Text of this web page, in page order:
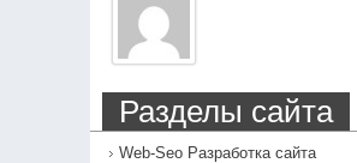
Разделы сайта
Web-Seo Разработка сайта